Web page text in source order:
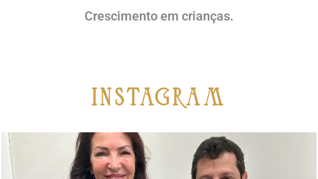
Crescimento em crianças.
iNSTAGRAM